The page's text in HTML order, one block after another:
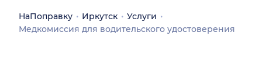
НаПоправку Иркутск
Услуги
Медкомиссия для водительского удостоверения